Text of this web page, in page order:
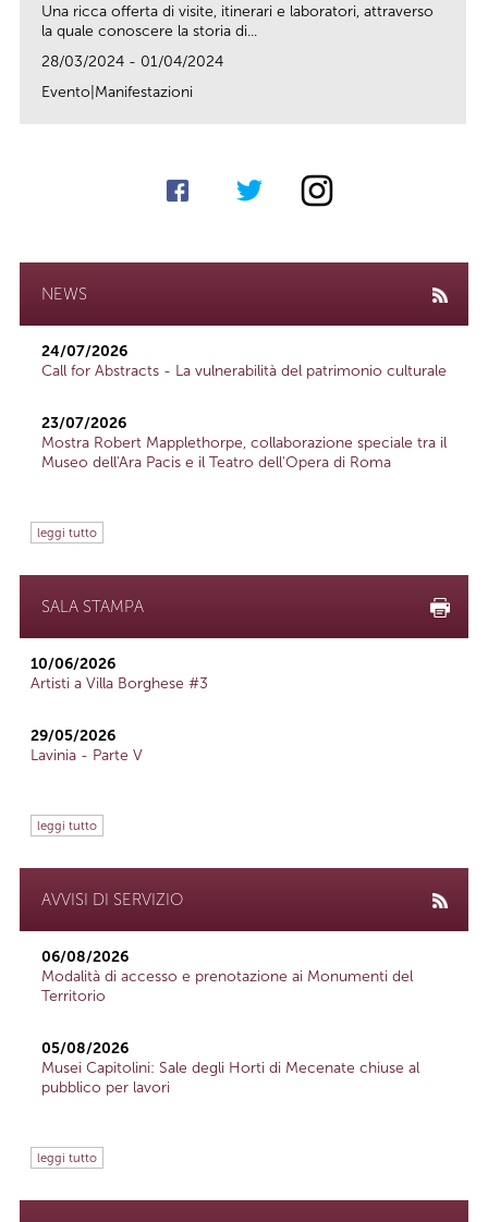
Una ricca offerta di visite, itinerari e laboratori, attraverso
la quale conoscere la storia di...
28/03/2024 - 01/04/2024
Evento|Manifestazioni
NEWS
24/07/2026
Call for Abstracts - La vulnerabilità del patrimonio culturale
23/07/2026
Mostra Robert Mapplethorpe, collaborazione speciale tra il
Museo dell'Ara Pacis e il Teatro dell'Opera di Roma
leggi tutto
SALA STAMPA
10/06/2026
Artisti a Villa Borghese #3
29/05/2026
Lavinia - Parte V
leggi tutto
AVVISI DI SERVIZIO
06/08/2026
Modalità di accesso e prenotazione ai Monumenti del
Territorio
05/08/2026
Musei Capitolini: Sale degli Horti di Mecenate chiuse al
pubblico per lavori
leggi tutto